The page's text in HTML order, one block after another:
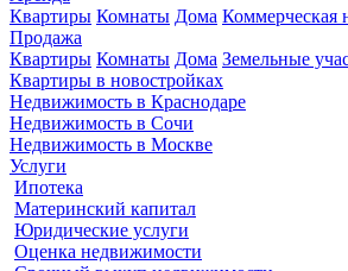
Квартиры Комнаты Дома Коммерческая
Продажа
Квартиры Комнаты Дома Земельные
Квартиры в новостройках
Недвижимость в Краснодаре
Недвижимость в Сочи
Недвижимость в Москве
Услуги
Ипотека
Материнский капитал
Юридические услуги
Оценка недвижимости